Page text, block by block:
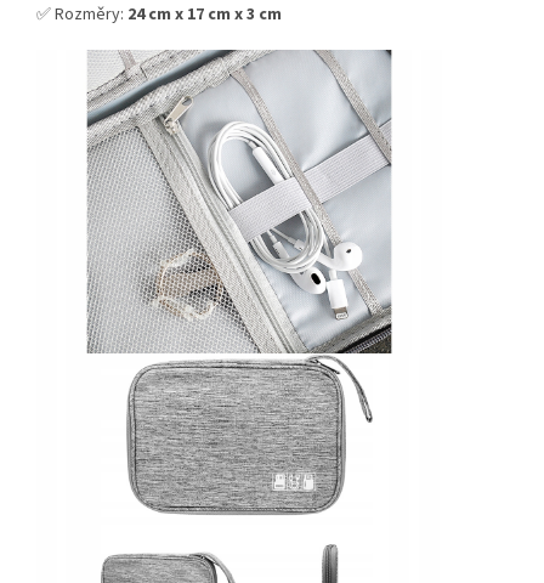
✅ Rozměry: 24 cm x 17 cm x 3 cm